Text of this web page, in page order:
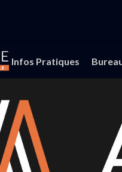
Infos Pratiques